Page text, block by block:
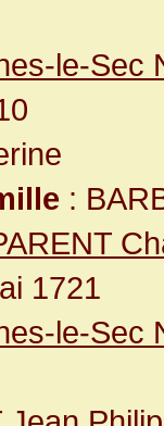
le-Sec
:
1721
le-Sec